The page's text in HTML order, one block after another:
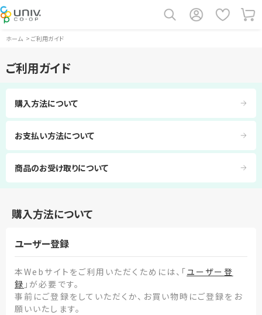
ホーム > ご利用ガイド
ご利用ガイド
購入方法について
お支払い方法について
商品のお受け取りについて
購入方法について
ユーザー登録
本Webサイトをご利用いただくためには、「ユーザー登
録 」が必要です。
事前にご登録をしていただくか、お買い物時にご登録をお
願いいたします。